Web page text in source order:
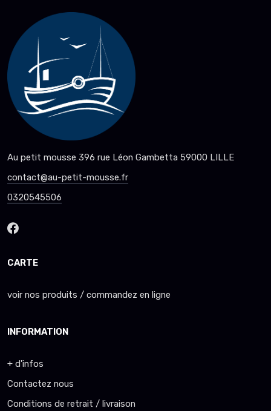
Au petit mousse 396 rue Léon Gambetta 59000 LILLE
contact@au-petit-mousse.fr
0320545506
CARTE
voir nos produits / commandez en ligne
INFORMATION
+ d'infos
Contactez nous
Conditions de retrait / livraison